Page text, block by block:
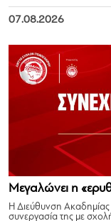
07.08.2026
Μεγαλώνει η
Η Διεύθυνση
συνεργασία της με